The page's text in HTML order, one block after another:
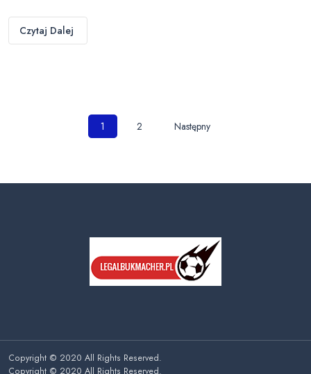
Czytaj Dalej
Nawigacja
1 2 Następny
Copyright © 2020 All Rights Reserved.
Copyright © 2020 All Rights Reserved.